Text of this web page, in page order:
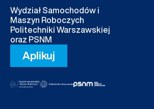
Wydział Samochodów i
Maszyn Roboczych
Politechniki Warszawskiej
oraz PSNM
Aplikuj